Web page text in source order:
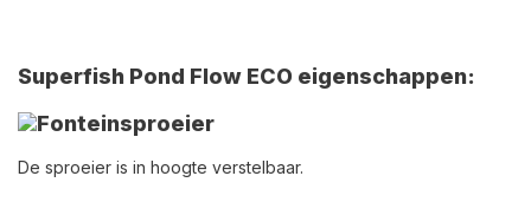
Superfish Pond Flow ECO eigenschappen:
Fonteinsproeier
De sproeier is in hoogte verstelbaar.